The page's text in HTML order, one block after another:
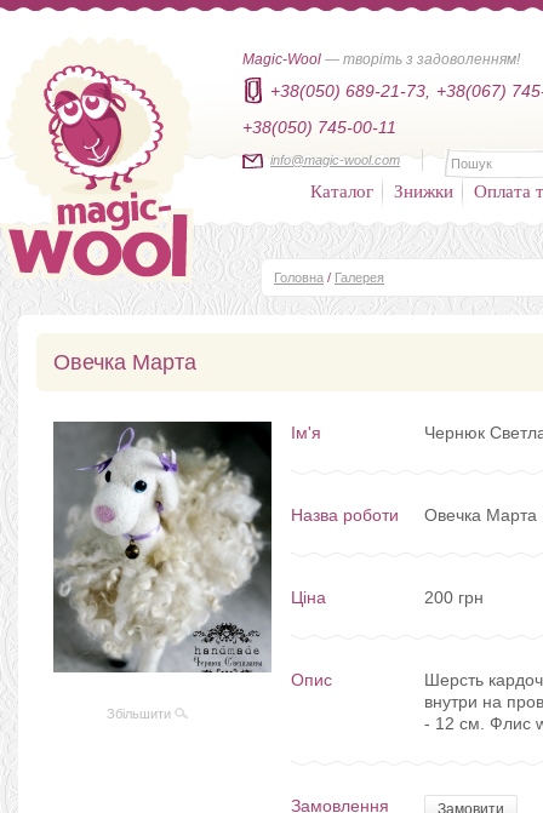
Magic-Wool — творіть з задоволенням!
+38(050) 689-21-73,
+38(067)
+38(050) 745-00-11
info@magic-wool.com
Каталог Знижки Оплата
Головна / Галерея
Овечка Марта
Збільшити
Ім'я Чернюк
Назва роботи Овечка Марта
Ціна 200 грн
Опис
Шерсть
внутри на
- 12 см. Флис
Замовлення Замовити